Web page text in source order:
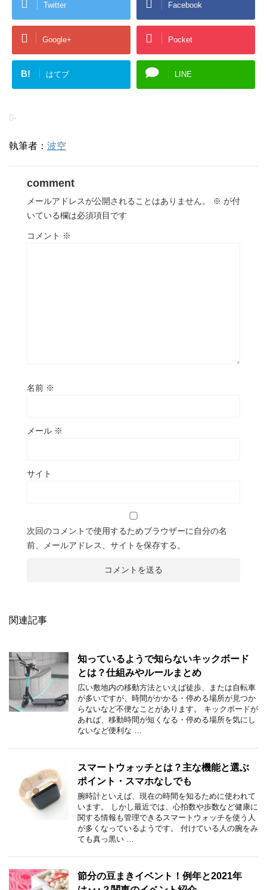
Twitter Facebook
Google+ Pocket
B! はてブ LINE
-
執筆者： 波空
comment
メールアドレスが公開されることはありません。 ※ が付
いている欄は必須項目です
コメント ※
名前 ※
メール ※
サイト
次回のコメントで使用するためブラウザーに自分の名
前、メールアドレス、サイトを保存する。
関連記事
知っているようで知らないキックボード
とは？仕組みやルールまとめ
広い敷地内の移動方法といえば徒歩、または自転車
が多いですが、時間がかかる・停める場所が見つか
らないなど不便なことがあります。 キックボードが
あれば、移動時間が短くなる・停める場所を気にし
ないなど便利な …
スマートウォッチとは？主な機能と選ぶ
ポイント・スマホなしでも
腕時計といえば、現在の時間を知るために使われて
います。 しかし最近では、心拍数や歩数など健康に
関する情報も管理できるスマートウォッチを使う人
が多くなっているようです。 付けている人の腕をみ
ても真っ黒い …
節分の豆まきイベント！例年と2021年